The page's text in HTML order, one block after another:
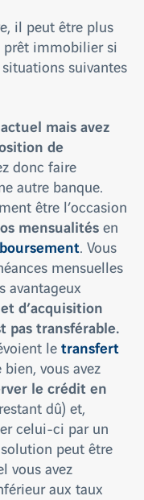
il peut être plus
prêt immobilier si
suivantes
mais avez
de
donc faire
autre banque.
être l’occasion
mensualitésen
. Vous
mensuelles
avantageux
d’acquisition
pas transférable.
letransfert
vous avez
le crédit en
dû) et,
celui-ci par un
peut être
vous avez
aux taux